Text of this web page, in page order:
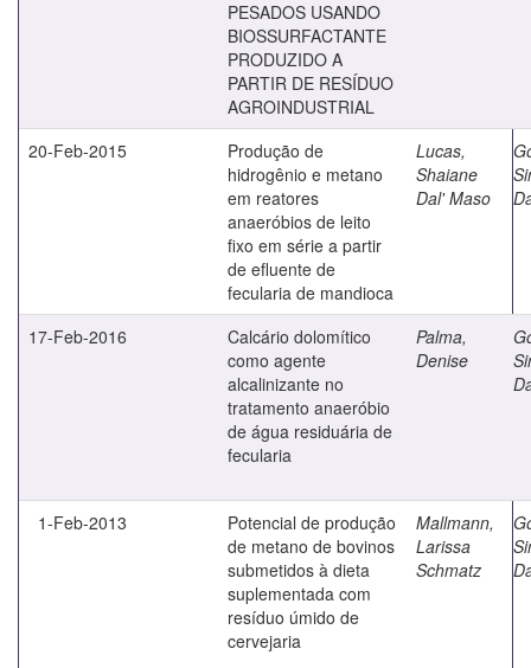
PESADOS USANDO
BIOSSURFACTANTE
PRODUZIDO A
PARTIR DE RESÍDUO
AGROINDUSTRIAL
20-Feb-2015
Produção de
hidrogênio e metano
em reatores
anaeróbios de leito
fixo em série a partir
de efluente de
fecularia de mandioca
Lucas,
Shaiane
Dal' Maso
17-Feb-2016
Calcário dolomítico
como agente
alcalinizante no
tratamento anaeróbio
de água residuária de
fecularia
Palma,
Denise
1-Feb-2013
Potencial de produção
de metano de bovinos
submetidos à dieta
suplementada com
resíduo úmido de
cervejaria
Mallmann,
Larissa
Schmatz